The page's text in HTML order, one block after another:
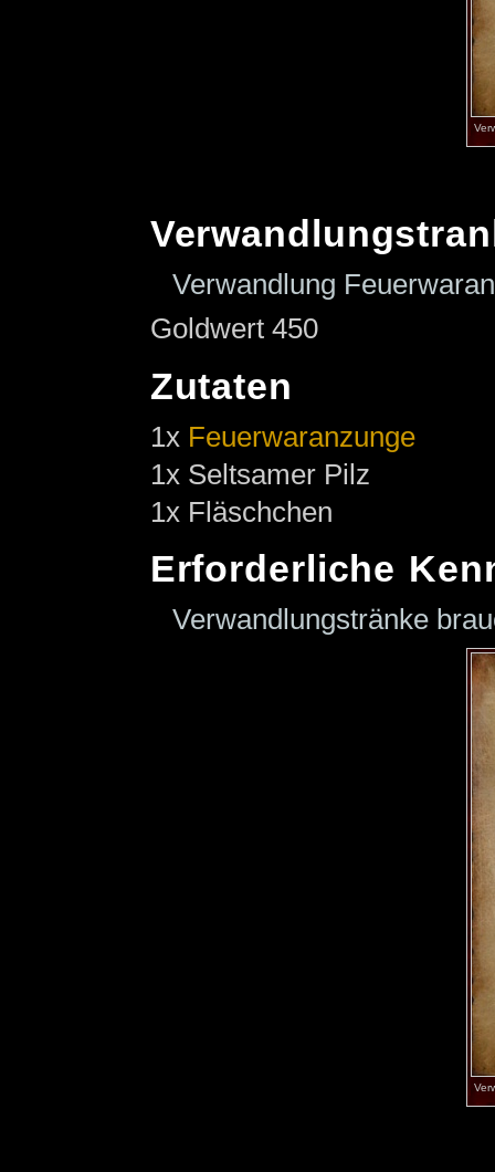
Verwandlung
Goldwert 450
Zutaten
1x Feuerwaranzunge
1x Seltsamer Pilz
1x Fläschchen
Erforderliche
Verwandlungstränke